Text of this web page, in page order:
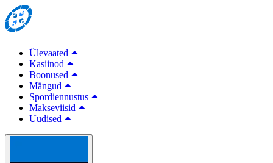
Ülevaated
Kasiinod
Boonused
Mängud
Spordiennustus
Makseviisid
Uudised